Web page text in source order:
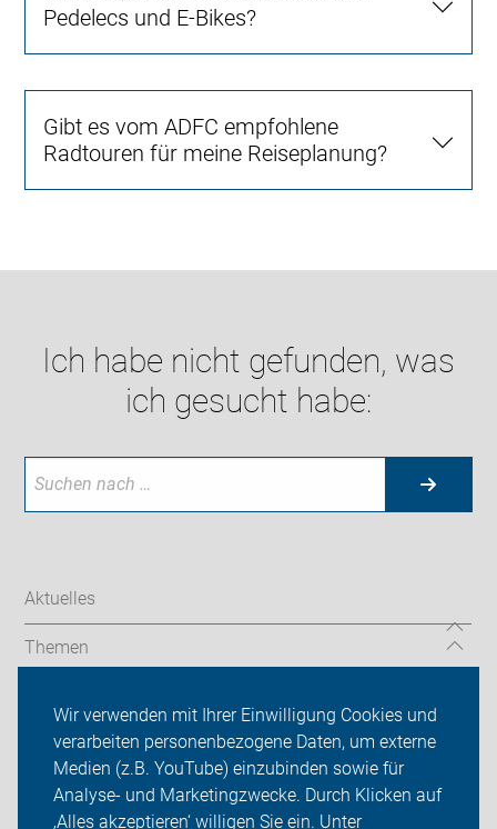
Wir verwenden mit Ihrer Einwilligung Cookies und
verarbeiten personenbezogene Daten, um externe
Medien (z.B. YouTube) einzubinden sowie für
Analyse- und Marketingzwecke. Durch Klicken auf
‚Alles akzeptieren‘ willigen Sie ein. Unter
Pedelecs und E-Bikes?
Gibt es vom ADFC empfohlene
Radtouren für meine Reiseplanung?
Ich habe nicht gefunden, was
ich gesucht habe:
Aktuelles
Themen
Das machen wir
Sei dabei